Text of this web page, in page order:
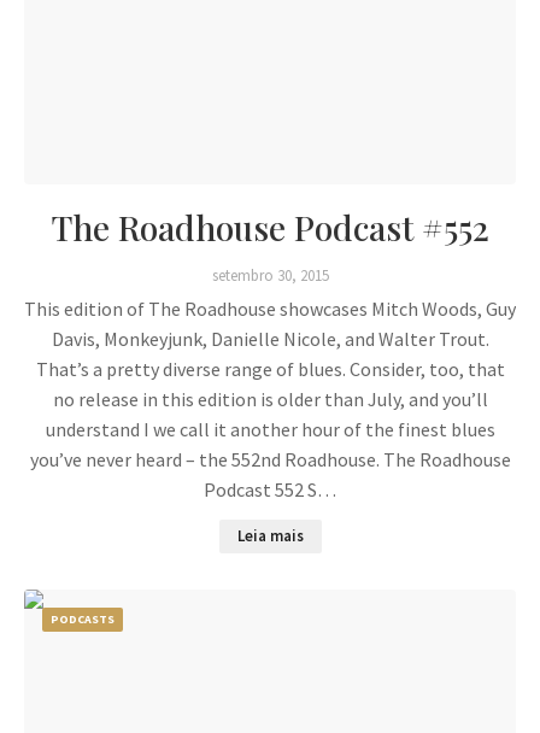
The Roadhouse Podcast #552
setembro 30, 2015
This edition of The Roadhouse showcases Mitch Woods, Guy
Davis, Monkeyjunk, Danielle Nicole, and Walter Trout.
That’s a pretty diverse range of blues. Consider, too, that
no release in this edition is older than July, and you’ll
understand I we call it another hour of the finest blues
you’ve never heard – the 552nd Roadhouse. The Roadhouse
Podcast 552 S…
Leia mais
PODCASTS